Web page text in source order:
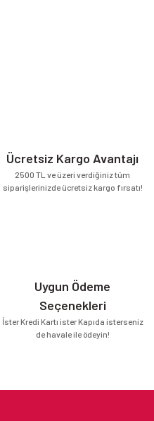
Ücretsiz Kargo Avantajı
2500 TL ve üzeri verdiğiniz tüm
siparişlerinizde ücretsiz kargo fırsatı!
Uygun Ödeme
Seçenekleri
İster Kredi Kartı ister Kapıda isterseniz
de havale ile ödeyin!